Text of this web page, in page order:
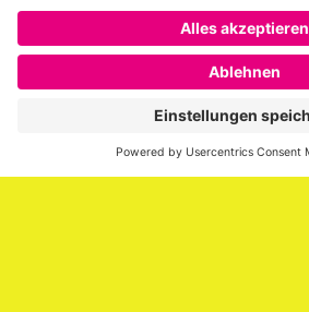
Über SAATKORN
SAATKORN ist der Blog von Gero
er über die Themen Employer